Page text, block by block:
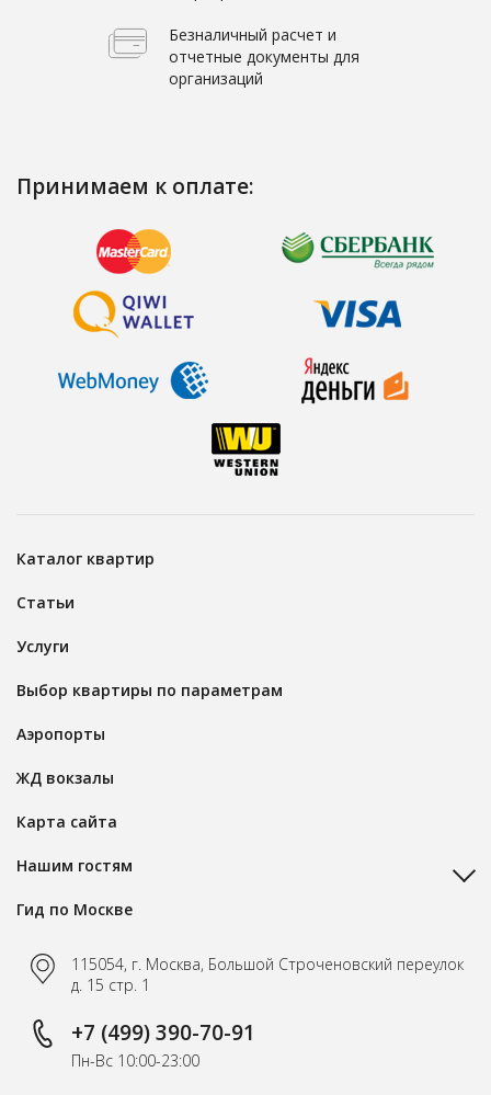
Безналичный расчет и
отчетные документы для
организаций
Принимаем к оплате:
Каталог квартир
Статьи
Услуги
Выбор квартиры по параметрам
Аэропорты
ЖД вокзалы
Карта сайта
Нашим гостям
Гид по Москве
115054, г. Москва, Большой Строченовский переулок
д. 15 стр. 1
+7 (499) 390-70-91
Пн-Вс 10:00-23:00